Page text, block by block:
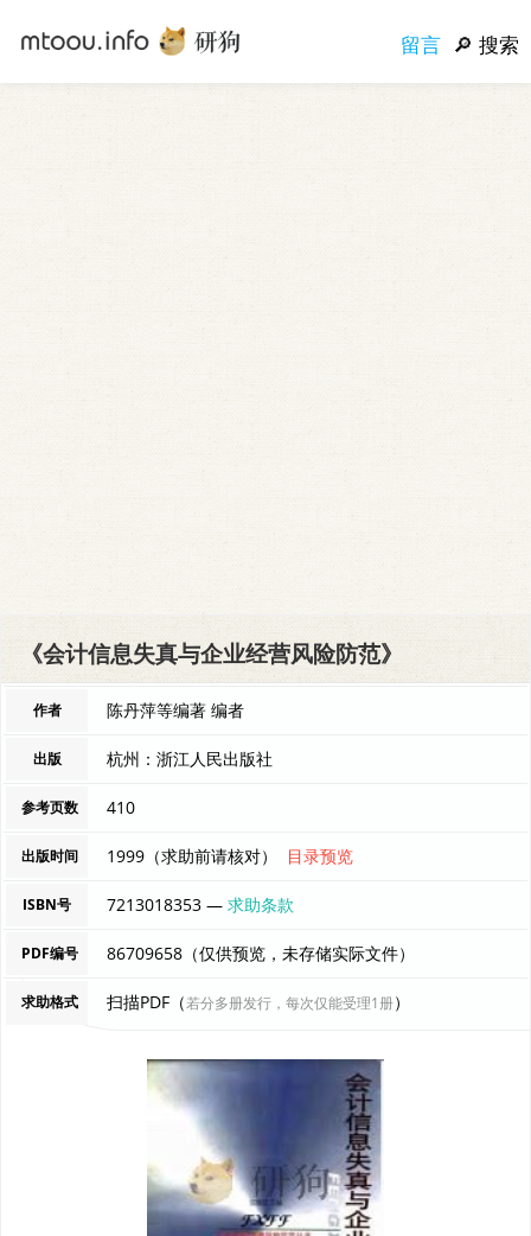
留言 搜索
《会计信息失真与企业经营风险防范》
作者 陈丹萍等编著 编者
出版 杭州：浙江人民出版社
参考页数 410
出版时间 1999（求助前请核对） 目录预览
ISBN号 7213018353 —求助条款
PDF编号 86709658（仅供预览，未存储实际文件）
求助格式 扫描PDF（若分多册发行，每次仅能受理1册）